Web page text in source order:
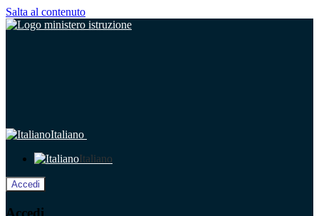
Salta al contenuto
Italiano
Italiano
Accedi
Accedi